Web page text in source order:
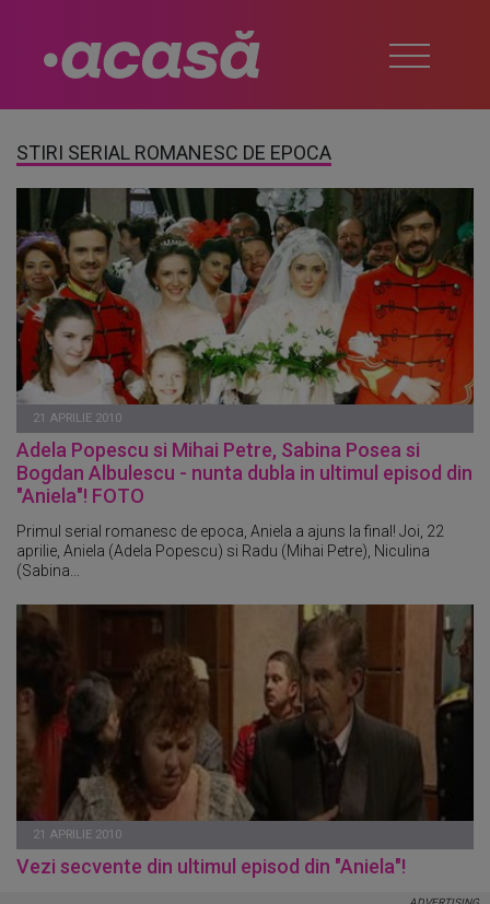
STIRI SERIAL ROMANESC DE EPOCA
21 APRILIE 2010
Adela Popescu si Mihai Petre, Sabina Posea si
Bogdan Albulescu - nunta dubla in ultimul episod din
"Aniela"! FOTO
Primul serial romanesc de epoca, Aniela a ajuns la final! Joi, 22
aprilie, Aniela (Adela Popescu) si Radu (Mihai Petre), Niculina
(Sabina...
21 APRILIE 2010
Vezi secvente din ultimul episod din "Aniela"!